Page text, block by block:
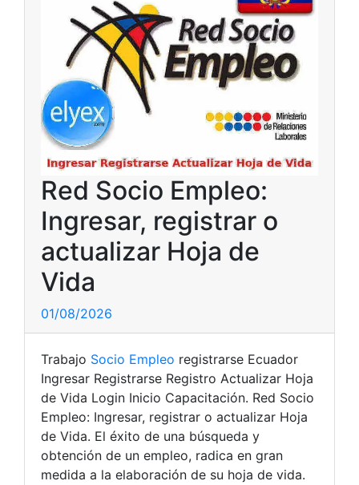
Red Socio Empleo:
Ingresar, registrar o
actualizar Hoja de
Vida
01/08/2026
Trabajo Socio Empleo registrarse Ecuador
Ingresar Registrarse Registro Actualizar Hoja
de Vida Login Inicio Capacitación. Red Socio
Empleo: Ingresar, registrar o actualizar Hoja
de Vida. El éxito de una búsqueda y
obtención de un empleo, radica en gran
medida a la elaboración de su hoja de vida.